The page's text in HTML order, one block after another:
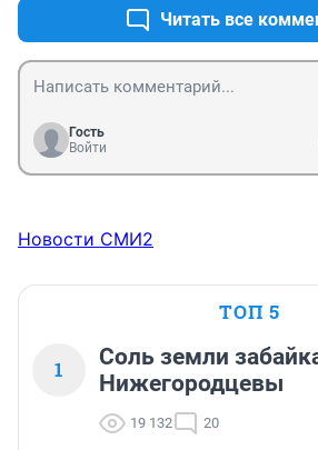
Читать все
Гость
Войти
Новости СМИ2
ТОП 5
1
Соль земли
Нижегородцевы
19 132 20